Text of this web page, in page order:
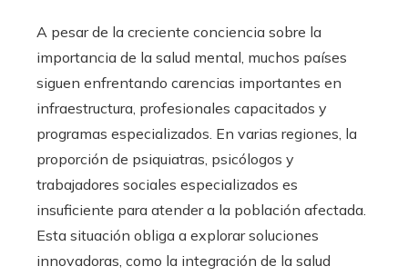
A pesar de la creciente conciencia sobre la
importancia de la salud mental, muchos países
siguen enfrentando carencias importantes en
infraestructura, profesionales capacitados y
programas especializados. En varias regiones, la
proporción de psiquiatras, psicólogos y
trabajadores sociales especializados es
insuficiente para atender a la población afectada.
Esta situación obliga a explorar soluciones
innovadoras, como la integración de la salud